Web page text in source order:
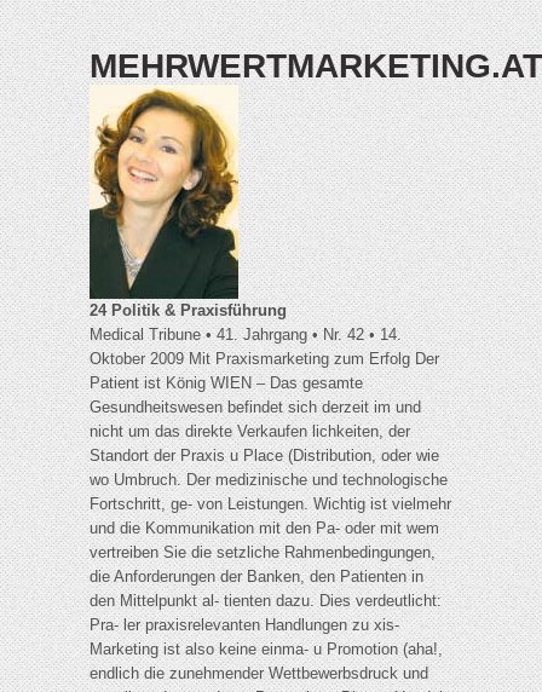
MEHRWERTMARKETING.AT
24 Politik & Praxisführung
Medical Tribune • 41. Jahrgang • Nr. 42 • 14.
Oktober 2009 Mit Praxismarketing zum Erfolg Der
Patient ist König WIEN – Das gesamte
Gesundheitswesen befindet sich derzeit im und
nicht um das direkte Verkaufen lichkeiten, der
Standort der Praxis u Place (Distribution, oder wie
wo Umbruch. Der medizinische und technologische
Fortschritt, ge- von Leistungen. Wichtig ist vielmehr
und die Kommunikation mit den Pa- oder mit wem
vertreiben Sie die setzliche Rahmenbedingungen,
die Anforderungen der Banken, den Patienten in
den Mittelpunkt al- tienten dazu. Dies verdeutlicht:
Pra- ler praxisrelevanten Handlungen zu xis-
Marketing ist also keine einma- u Promotion (aha!,
endlich die zunehmender Wettbewerbsdruck und